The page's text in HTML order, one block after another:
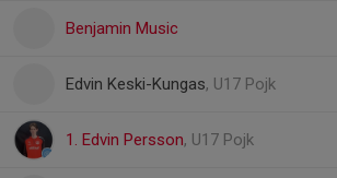
Benjamin Music
Edvin Keski-Kungas, U17 Pojk
1. Edvin Persson, U17 Pojk